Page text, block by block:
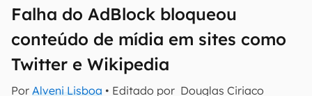
Falha do AdBlock bloqueou
conteúdo de mídia em sites como
Twitter e Wikipedia
Por Alveni Lisboa • Editado por Douglas Ciriaco
mão.
E-mail